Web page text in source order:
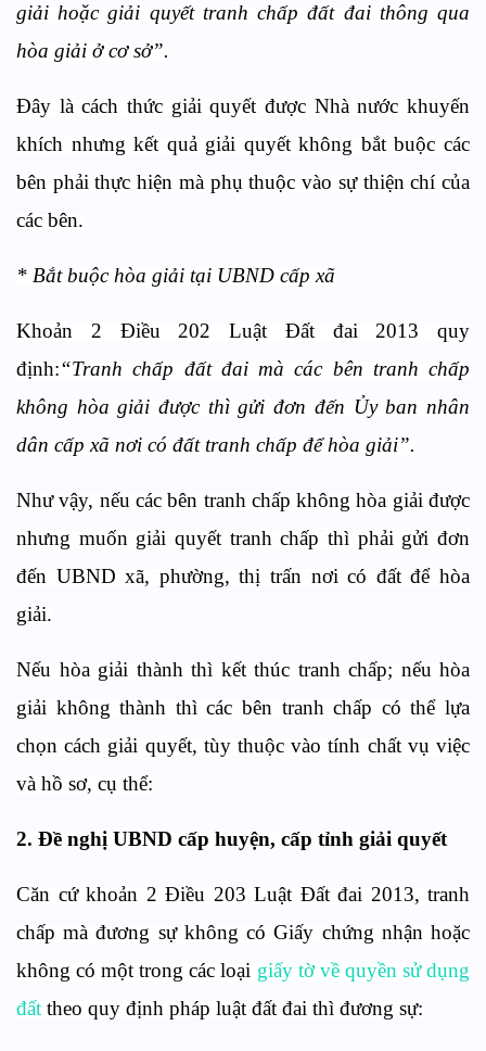
giải hoặc giải quyết tranh chấp đất đai thông qua
hòa giải ở cơ sở”.
Đây là cách thức giải quyết được Nhà nước khuyến
khích nhưng kết quả giải quyết không bắt buộc các
bên phải thực hiện mà phụ thuộc vào sự thiện chí của
các bên.
* Bắt buộc hòa giải tại UBND cấp xã
Khoản 2 Điều 202 Luật Đất đai 2013 quy
định:“Tranh chấp đất đai mà các bên tranh chấp
không hòa giải được thì gửi đơn đến Ủy ban nhân
dân cấp xã nơi có đất tranh chấp để hòa giải”.
Như vậy, nếu các bên tranh chấp không hòa giải được
nhưng muốn giải quyết tranh chấp thì phải gửi đơn
đến UBND xã, phường, thị trấn nơi có đất để hòa
giải.
Nếu hòa giải thành thì kết thúc tranh chấp; nếu hòa
giải không thành thì các bên tranh chấp có thể lựa
chọn cách giải quyết, tùy thuộc vào tính chất vụ việc
và hồ sơ, cụ thể:
2. Đề nghị UBND cấp huyện, cấp tỉnh giải quyết
Căn cứ khoản 2 Điều 203 Luật Đất đai 2013, tranh
chấp mà đương sự không có Giấy chứng nhận hoặc
không có một trong các loại giấy tờ về quyền sử dụng
đất theo quy định pháp luật đất đai thì đương sự: